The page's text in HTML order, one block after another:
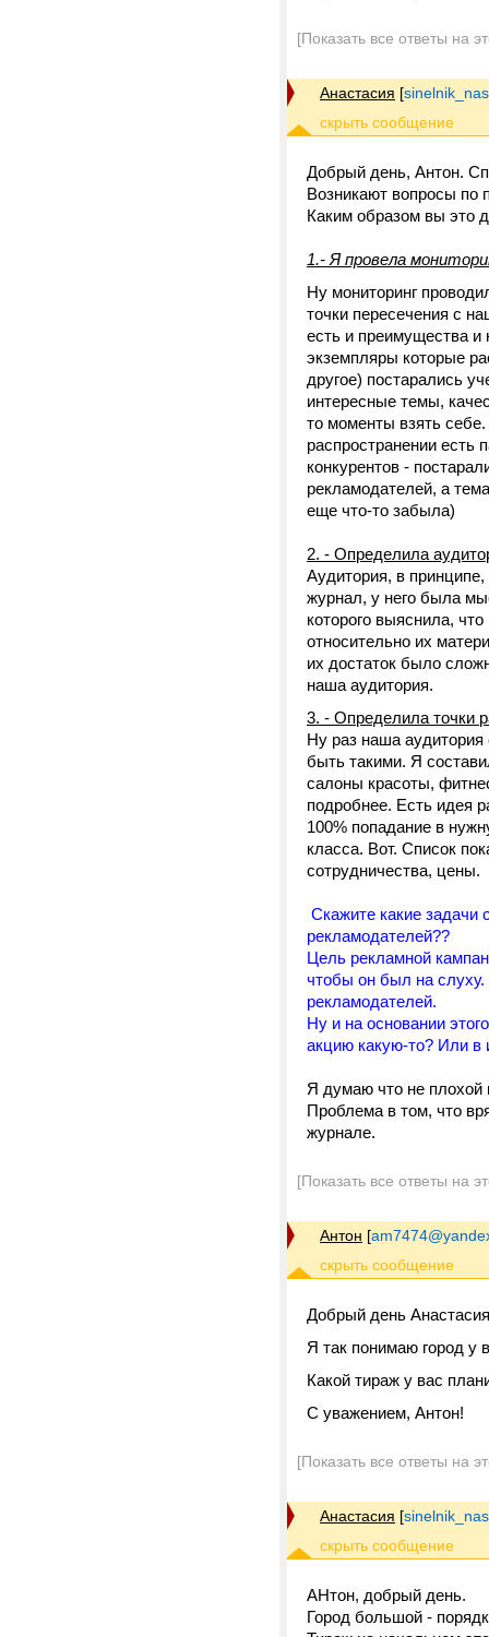
[Показать все ответы на
Анастасия [
Добрый день, Антон.
Возникают вопросы по
Каким образом вы это
1.- Я провела
Ну мониторинг
точки пересечения с
есть и преимущества и
экземпляры которые
другое) постарались
интересные темы,
то моменты взять
распространении есть
конкурентов -
рекламодателей, а
еще что-то забыла)
2. - Определила
Аудитория, в
журнал, у него была
которого выяснила,
относительно их
их достаток было
наша аудитория.
3. - Определила точки
Ну раз наша аудитория
быть такими. Я
салоны красоты,
подробнее. Есть идея
100% попадание в
класса. Вот. Список
сотрудничества, цены.
Скажите какие задачи
рекламодателей??
Цель рекламной
чтобы он был на слуху.
рекламодателей.
Ну и на основании
акцию какую-то? Или в
Я думаю что не плохой
Проблема в том, что
журнале.
[Показать все ответы на
Антон [
Добрый день
Я так понимаю город у
Какой тираж у вас
С уважением, Антон!
[Показать все ответы на
Анастасия [
АНтон, добрый день.
Город большой -